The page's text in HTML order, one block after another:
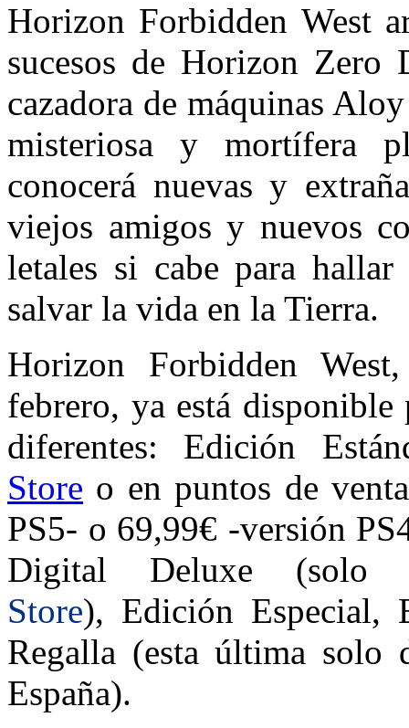
Horizon Forbidden West
sucesos de Horizon Zero
cazadora de máquinas
misteriosa y mortífera
conocerá nuevas y
viejos amigos y nuevos
letales si cabe para hallar
salvar la vida en la Tierra.
Horizon Forbidden
febrero, ya está disponible
diferentes: Edición
Store o en puntos de
PS5- o 69,99€ -versión
Digital Deluxe
Store), Edición Especial,
Regalla (esta última solo
España).